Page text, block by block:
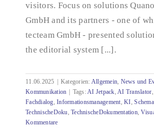
visitors. Focus on solutions
GmbH and its partners - one of
tecteam GmbH - presented
the editorial system [...].
11.06.2025 Kategorien: Allgemein, News und
Kommunikation
Tags:AI Jetpack,AI Translator
Fachdialog,Informationsmanagement,KI,
TechnischeDoku,TechnischeDokumentation,
Kommentare